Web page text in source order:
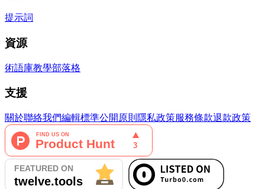
提示詞
資源
術語庫教學部落格
支援
關於聯絡我們編輯標準公開原則 隱私政策服務條款退款政策